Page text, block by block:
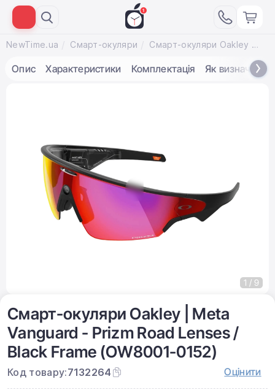
NewTime.ua Смарт-окуляри Смарт-окуляри Oakley | Meta Vanguard - Prizm Road Lenses / Black Frame (OW8001-0152)
Опис Характеристики Комплектація Як визначити
Смарт-окуляри Oakley | Meta
Vanguard - Prizm Road Lenses /
Black Frame (OW8001-0152)
Код товару:7132264 Оцінити
1 / 9